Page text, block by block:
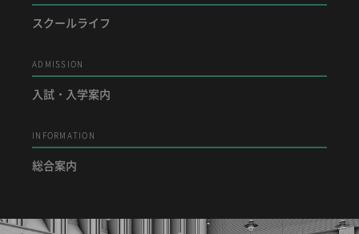
スクールライフ
ADMISSION
入試・入学案内
INFORMATION
総合案内